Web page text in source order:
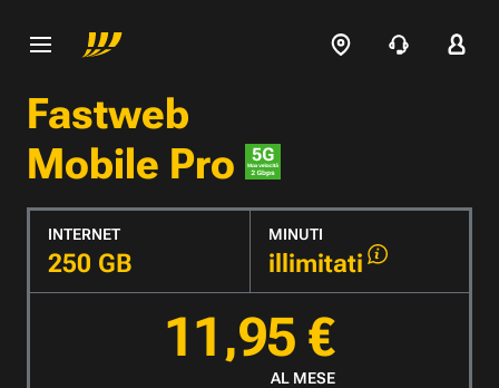
Fastweb
Mobile Pro
INTERNET
250 GB
MINUTI
illimitati
11,95 €
AL MESE